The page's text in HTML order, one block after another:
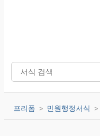
프리폼 민원행정서식